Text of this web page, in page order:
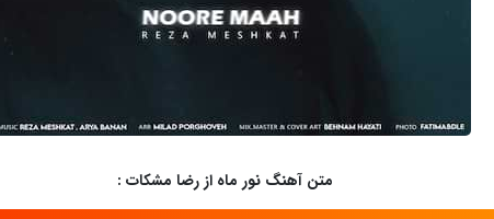
متن آهنگ نور ماه از رضا مشکات :